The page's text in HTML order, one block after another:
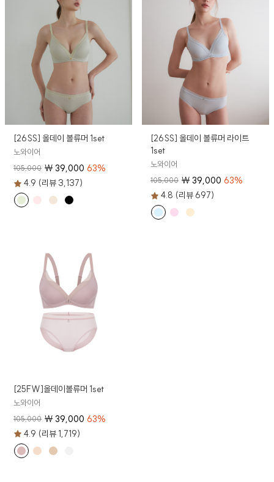
[26SS] 올데이 볼류머 1set
노와이어
105,000 ₩39,000 63%
4.9 (리뷰 3,137)
[26SS] 올데이 볼류머 라이트
1set
노와이어
105,000 ₩39,000 63%
4.8 (리뷰 697)
[25FW]올데이볼류머 1set
노와이어
105,000 ₩39,000 63%
4.9 (리뷰 1,719)